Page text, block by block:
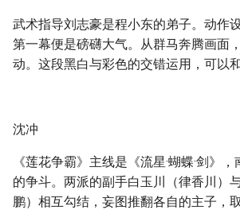
武术指导刘志豪是程小东的弟子。动作
第一幕便是磅礴大气。从群马奔腾画面
动。这段黑白与彩色的交错运用，可以
沈冲
《莲花争霸》主线是《流星·蝴蝶·剑》
的争斗。两派的副手白玉川（律香川）
鹏）相互勾结，妄图推翻各自的主子，